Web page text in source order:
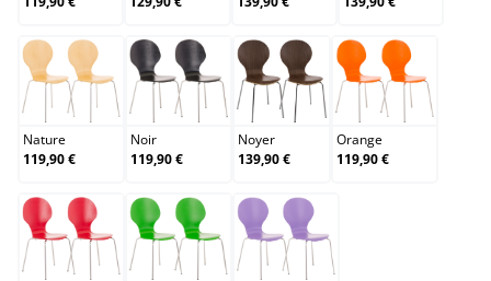
Nature
Nature
119,90 €
Noir
Noir
119,90 €
Noyer
Noyer
139,90 €
Orange
Orange
119,90 €
Rouge Vert Violet